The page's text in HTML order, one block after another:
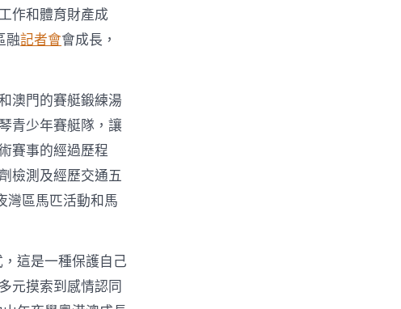
作和體育財產成
融記者會會成長，
澳門的賽艇鍛練湯
青少年賽艇隊，讓
賽事的經過歷程
檢測及經歷交通五
灣區馬匹活動和馬
這是一種保護自己
元摸索到感情認同